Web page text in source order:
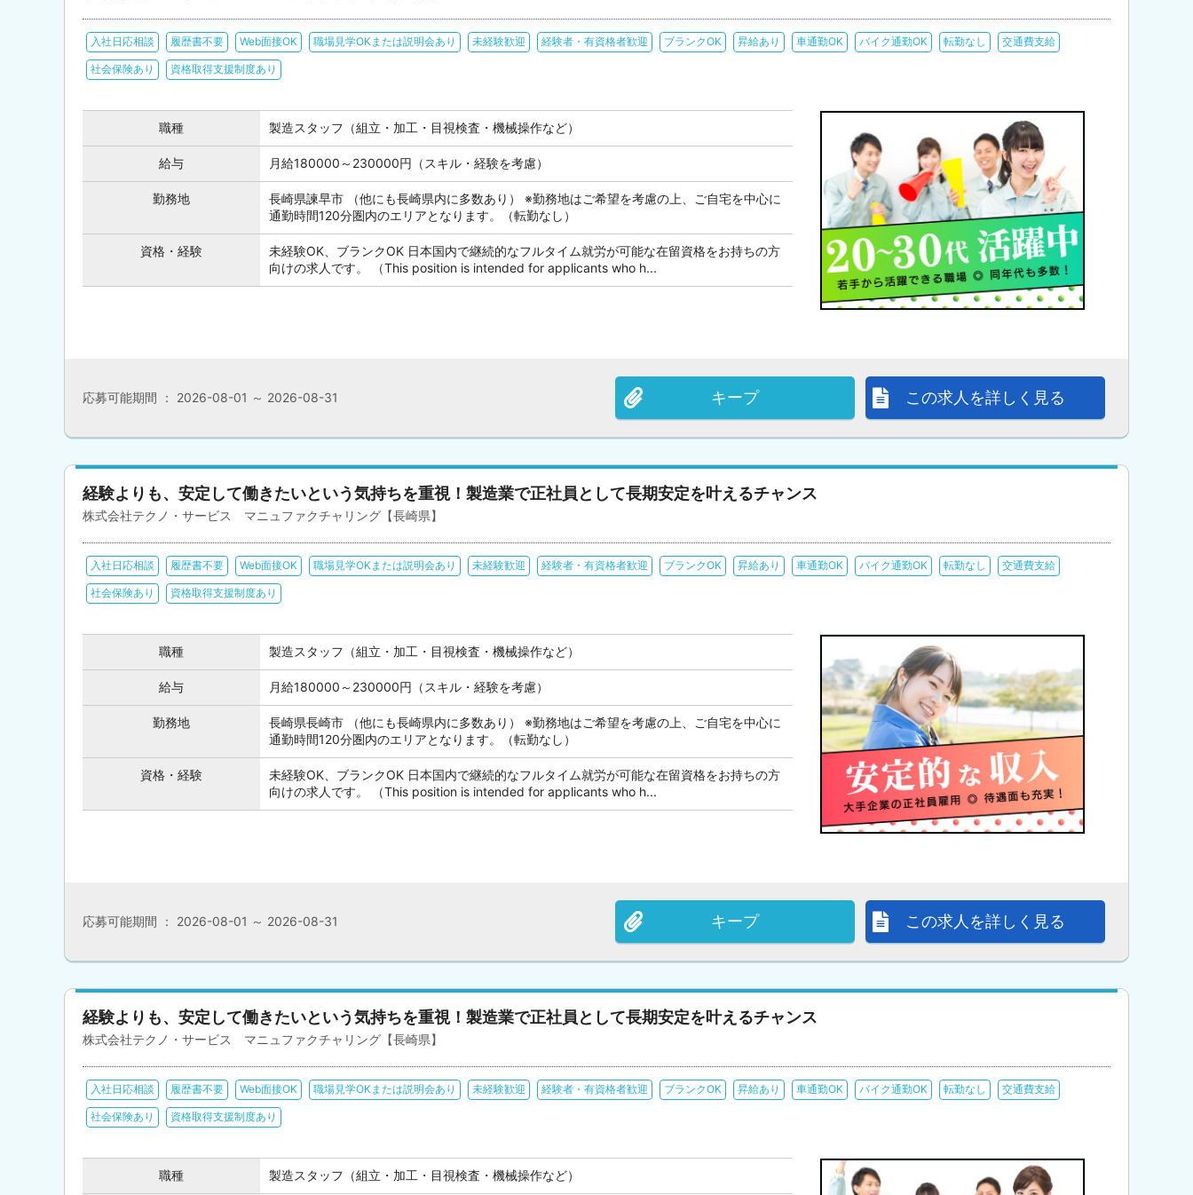
入社日応相談 履歴書不要 Web面接OK 職場見学OKまたは説明会あり 未経験歓迎 経験者・有資格者歓迎 ブランクOK 昇給あり 車通勤OK バイク通勤OK 転勤なし 交通費支給
社会保険あり 資格取得支援制度あり
職種 製造スタッフ（組立・加工・目視検査・機械操作など）
給与 月給180000～230000円（スキル・経験を考慮）
勤務地
長崎県諫早市 （他にも長崎県内に多数あり） ※勤務地はご希望を考慮の上、ご自宅を中心に
通勤時間120分圏内のエリアとなります。（転勤なし）
資格・経験
未経験OK、ブランクOK 日本国内で継続的なフルタイム就労が可能な在留資格をお持ちの方
向けの求人です。 （This position is intended for applicants who h...
この求人を詳しく見る
キープ
応募可能期間 ： 2026-08-01 ～ 2026-08-31
経験よりも、安定して働きたいという気持ちを重視！製造業で正社員として長期安定を叶えるチャンス
株式会社テクノ・サービス マニュファクチャリング【長崎県】
入社日応相談 履歴書不要 Web面接OK 職場見学OKまたは説明会あり 未経験歓迎 経験者・有資格者歓迎 ブランクOK 昇給あり 車通勤OK バイク通勤OK 転勤なし 交通費支給
社会保険あり 資格取得支援制度あり
職種 製造スタッフ（組立・加工・目視検査・機械操作など）
給与 月給180000～230000円（スキル・経験を考慮）
勤務地
長崎県長崎市 （他にも長崎県内に多数あり） ※勤務地はご希望を考慮の上、ご自宅を中心に
通勤時間120分圏内のエリアとなります。（転勤なし）
資格・経験
未経験OK、ブランクOK 日本国内で継続的なフルタイム就労が可能な在留資格をお持ちの方
向けの求人です。 （This position is intended for applicants who h...
この求人を詳しく見る
キープ
応募可能期間 ： 2026-08-01 ～ 2026-08-31
経験よりも、安定して働きたいという気持ちを重視！製造業で正社員として長期安定を叶えるチャンス
株式会社テクノ・サービス マニュファクチャリング【長崎県】
入社日応相談 履歴書不要 Web面接OK 職場見学OKまたは説明会あり 未経験歓迎 経験者・有資格者歓迎 ブランクOK 昇給あり 車通勤OK バイク通勤OK 転勤なし 交通費支給
社会保険あり 資格取得支援制度あり
職種 製造スタッフ（組立・加工・目視検査・機械操作など）